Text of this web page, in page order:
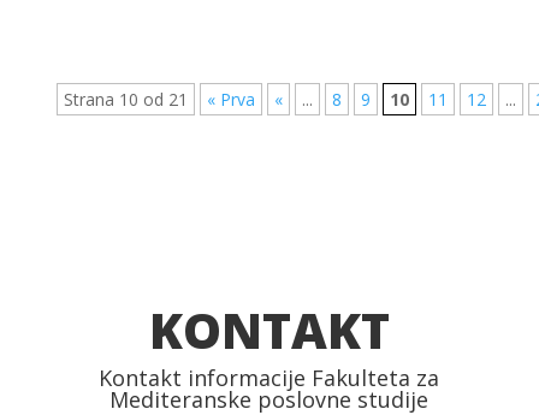
Strana 10 od 21 « Prva « ... 8 9 10 11 12 ...
KONTAKT
Kontakt informacije Fakulteta za
Mediteranske poslovne studije